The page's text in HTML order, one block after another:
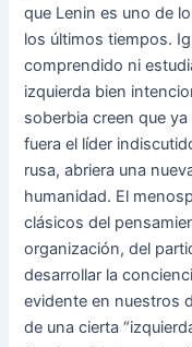
que Lenin es uno de
los últimos tiempos.
comprendido ni
izquierda bien
soberbia creen que
fuera el líder
rusa, abriera una
humanidad. El
clásicos del
organización, del
desarrollar la
evidente en nuestros
de una cierta